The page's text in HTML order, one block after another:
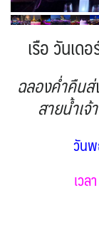
เบลเยี่ยม เนเธ
ร์ก (BENELUX) 1
อิตาลี สวิส ฝรั่ง
เรือ วันเ
ฉลองค่ำคืน
สายน้ำเ
วัน
เว